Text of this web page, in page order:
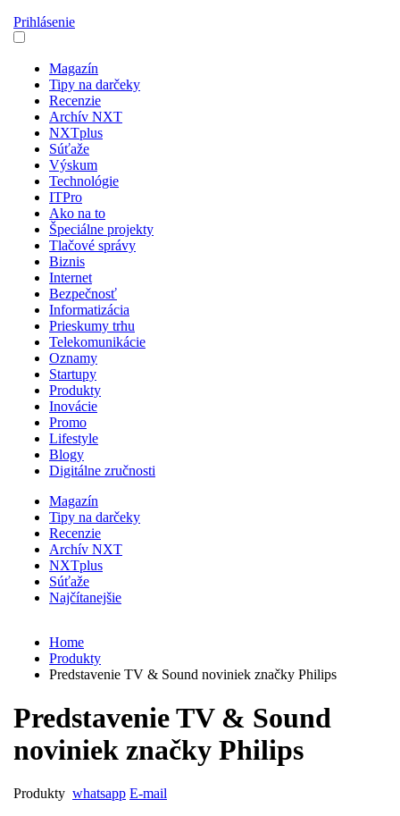
Prihlásenie
Magazín
Tipy na darčeky
Recenzie
Archív NXT
NXTplus
Súťaže
Výskum
Technológie
ITPro
Ako na to
Špeciálne projekty
Tlačové správy
Biznis
Internet
Bezpečnosť
Informatizácia
Prieskumy trhu
Telekomunikácie
Oznamy
Startupy
Produkty
Inovácie
Promo
Lifestyle
Blogy
Digitálne zručnosti
Magazín
Tipy na darčeky
Recenzie
Archív NXT
NXTplus
Súťaže
Najčítanejšie
Home
Produkty
Predstavenie TV & Sound noviniek značky Philips
Predstavenie TV & Sound
noviniek značky Philips
Produkty whatsapp E-mail